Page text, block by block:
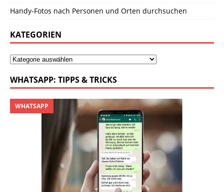
Handy-Fotos nach Personen und Orten durchsuchen
KATEGORIEN
WHATSAPP: TIPPS & TRICKS
WHATSAPP